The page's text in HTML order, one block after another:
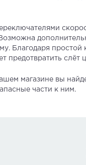
Благодаря простой
предотвратить слёт
магазине вы
части к ним.